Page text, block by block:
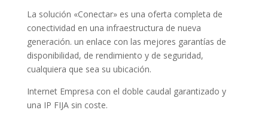
La solución «Conectar» es una oferta completa de
conectividad en una infraestructura de nueva
generación. un enlace con las mejores garantías de
disponibilidad, de rendimiento y de seguridad,
cualquiera que sea su ubicación.
Internet Empresa con el doble caudal garantizado y
una IP FIJA sin coste.